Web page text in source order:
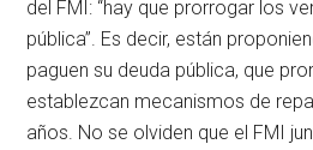
del FMI: “hay que prorrogar los
pública”. Es decir, están
paguen su deuda pública, que
establezcan mecanismos de
años. No se olviden que el FMI